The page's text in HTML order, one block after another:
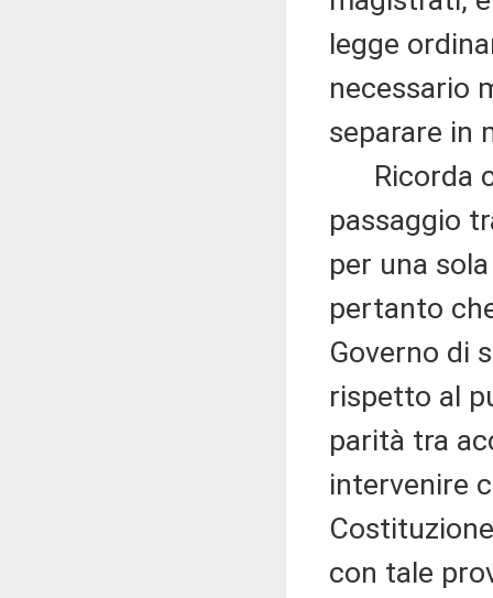
legge
necessario
separare in
Ricorda
passaggio
per una
pertanto
Governo di
rispetto al
parità tra
intervenire
con tale